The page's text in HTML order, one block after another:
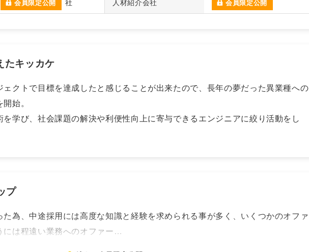
会員限定公開 社 人材紹介会社 会員限定公開
たキッカケ
クトで目標を達成したと感じることが出来たので、長年の夢だった異業種への
始。
学び、社会課題の解決や利便性向上に寄与できるエンジニアに絞り活動をし
プ
為、中途採用には高度な知識と経験を求められる事が多く、いくつかのオファ
には程遠い業務へのオファー…